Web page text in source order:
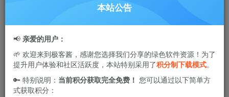
Pro 是由英国 Piriform 工作室开发的一款全球知名
的系统清理和隐私保护工具，广受用户好评。作为该工作室
的旗舰产品，CCleaner Pro 支持自定义清理规则，进一步提
升了应用程序清理的深度与效率。它能够有效清除各种系统
能够清理临时文件夹、历史记录、冗余注册表条目等。软件
本站公告
📢 亲爱的用户：
🌱 欢迎来到极客酱，感谢您选择我们分享的绿色软件资源！为了
提升用户体验和社区活跃度，本站特别采用了积分制下载模式。
🔑 特别说明： 当前积分获取完全免费！ 您可以通过以下简单方
式获取积分：